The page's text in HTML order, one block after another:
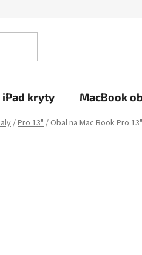
iPad kryty MacBook
/Pro 13"/ Obal na Mac Book Pro